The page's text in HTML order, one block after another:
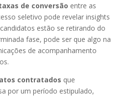
de conversão entre as
seletivo pode revelar insights
estão se retirando do
fase, pode ser que algo na
de acompanhamento
contratados que
por um período estipulado,